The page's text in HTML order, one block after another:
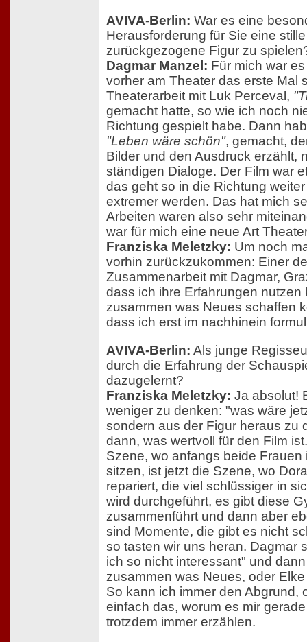
AVIVA-Berlin: War es eine
Herausforderung für Sie eine
zurückgezogene Figur zu
Dagmar Manzel: Für mich war
vorher am Theater das erste Mal
Theaterarbeit mit Luk Perceval,
gemacht hatte, so wie ich noch
Richtung gespielt habe. Dann
"Leben wäre schön", gemacht,
Bilder und den Ausdruck erzählt,
ständigen Dialoge. Der Film war
das geht so in die Richtung
extremer werden. Das hat mich
Arbeiten waren also sehr
war für mich eine neue Art
Franziska Meletzky: Um noch
vorhin zurückzukommen: Einer
Zusammenarbeit mit Dagmar,
dass ich ihre Erfahrungen nutzen
zusammen was Neues schaffen
dass ich erst im nachhinein
AVIVA-Berlin: Als junge
durch die Erfahrung der
dazugelernt?
Franziska Meletzky: Ja absolut!
weniger zu denken: "was wäre
sondern aus der Figur heraus zu
dann, was wertvoll für den Film
Szene, wo anfangs beide
sitzen, ist jetzt die Szene, wo
repariert, die viel schlüssiger in
wird durchgeführt, es gibt diese
zusammenführt und dann aber
sind Momente, die gibt es nicht
so tasten wir uns heran. Dagmar
ich so nicht interessant" und
zusammen was Neues, oder
So kann ich immer den Abgrund,
einfach das, worum es mir
trotzdem immer erzählen.